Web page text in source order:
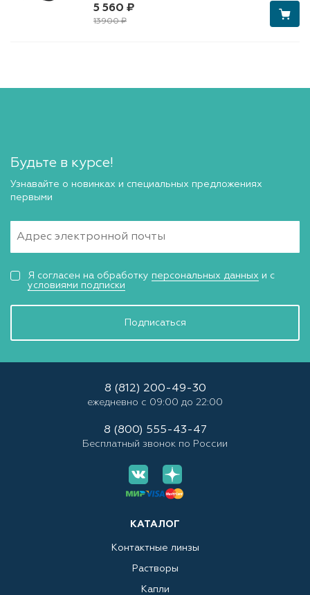
5 560 ₽
13900 ₽
Будьте в курсе!
Узнавайте о новинках и специальных предложениях
первыми
Подписаться
Я согласен на обработку персональных данных и с
условиями подписки
КАТАЛОГ
Контактные линзы
Растворы
Капли
8 (812) 200-49-30
ежедневно с 09:00 до 22:00
8 (800) 555-43-47
Бесплатный звонок по России